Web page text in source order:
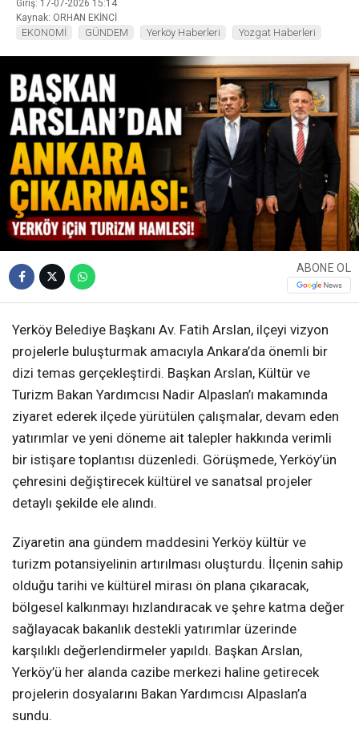
Giriş: 17-07-2026 15:14
Kaynak: ORHAN EKİNCİ
EKONOMİ GÜNDEM Yerköy Haberleri Yozgat Haberleri
ABONE OL
Yerköy Belediye Başkanı Av. Fatih Arslan, ilçeyi vizyon
projelerle buluşturmak amacıyla Ankara’da önemli bir
dizi temas gerçekleştirdi. Başkan Arslan, Kültür ve
Turizm Bakan Yardımcısı Nadir Alpaslan’ı makamında
ziyaret ederek ilçede yürütülen çalışmalar, devam eden
yatırımlar ve yeni döneme ait talepler hakkında verimli
bir istişare toplantısı düzenledi. Görüşmede, Yerköy’ün
çehresini değiştirecek kültürel ve sanatsal projeler
detaylı şekilde ele alındı.
Ziyaretin ana gündem maddesini Yerköy kültür ve
turizm potansiyelinin artırılması oluşturdu. İlçenin sahip
olduğu tarihi ve kültürel mirası ön plana çıkaracak,
bölgesel kalkınmayı hızlandıracak ve şehre katma değer
sağlayacak bakanlık destekli yatırımlar üzerinde
karşılıklı değerlendirmeler yapıldı. Başkan Arslan,
Yerköy’ü her alanda cazibe merkezi haline getirecek
projelerin dosyalarını Bakan Yardımcısı Alpaslan’a
sundu.